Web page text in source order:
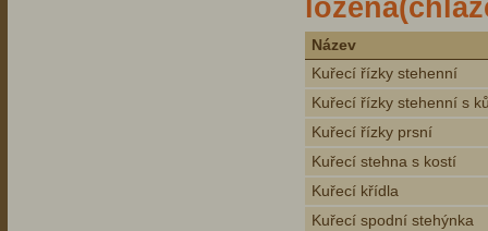
Název
Kuřecí řízky stehenní
Kuřecí řízky stehenní s
Kuřecí řízky prsní
Kuřecí stehna s kostí
Kuřecí křídla
Kuřecí spodní stehýnka